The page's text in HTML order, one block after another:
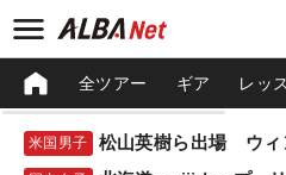
全ツアー ギア レッ
米国男子